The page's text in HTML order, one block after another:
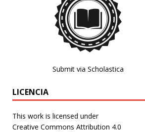
Submit via Scholastica
LICENCIA
This work is licensed under
Creative Commons Attribution 4.0